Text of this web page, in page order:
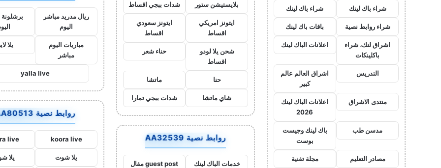
شراء باك لينك شراء باك لينك
شراء روابط نصية باقات باك لينك
اشراق لنك، شراء
باكلينكات
اعلانات الباك لينك
التدريس
اشراق العالم عالم
كبير
منتدى الاشراق
اعلانات الباك لينك
2026
مدسن طب
باك لينك وجيست
بوست
مصادر التعليم مجلة تقنية
بلايستيشن ستور شدات ببجي اقساط
ايتونز امريكي
اقساط
ايتونز سعودي
اقساط
شحن يلا لودو
اقساط
حناء شعر
حنا ماتشا
شاي ماتشا شدات ببجي تمارا
روابط نصية AA32539
خدمات الباك لينك
guest post مقال
ريال مدريد مباشر
اليوم
برشلونة
مباريات اليوم
مباشر
يلا
yalla live
روابط نصية AA80513
koora live
live
يلا شوت يلا